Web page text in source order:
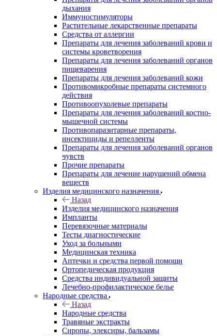
дыхания
Иммуностимуляторы
Растительные лекарственные препараты
Средства от аллергии
Препараты для лечения заболеваний крови и
системы кроветворения
Препараты для лечения заболеваний органов
пищеварения
Препараты для лечения заболеваний кожи
Противомикробные препараты системного
действия
Противоопухолевые препараты
Препараты для лечения заболеваний костно-
мышечной системы
Противопаразитарные препараты,
инсектициды и репелленты
Препараты для лечения заболеваний органов
чувств
Прочие препараты
Препараты для лечение нарушений обмена
веществ
Изделия медицинского назначения
Назад
Изделия медицинского назначения
Импланты
Перевязочные материалы
Тесты диагностические
Уход за больными
Медицинская техника
Аптечки и средства первой помощи
Ортопедическая продукция
Средства индивидуальной защиты
Лечебно-профилактическое белье
Народные средства
Назад
Народные средства
Травяные экстракты
Сиропы, элексиры, бальзамы